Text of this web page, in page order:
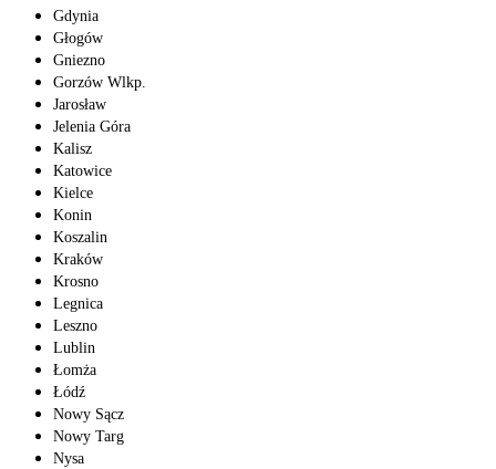
Gdynia
Głogów
Gniezno
Gorzów Wlkp.
Jarosław
Jelenia Góra
Kalisz
Katowice
Kielce
Konin
Koszalin
Kraków
Krosno
Legnica
Leszno
Lublin
Łomża
Łódź
Nowy Sącz
Nowy Targ
Nysa